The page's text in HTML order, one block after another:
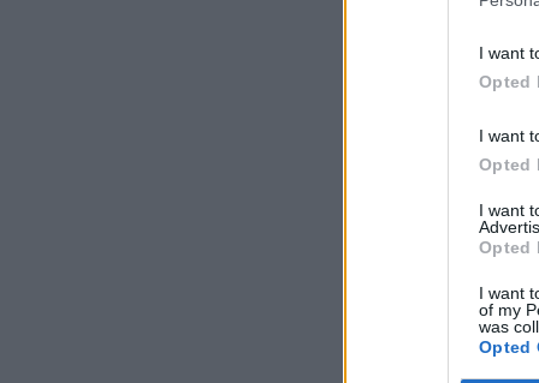
I want
Opted
I want
Opted
I want
Opted
I want
of my
was
Opted